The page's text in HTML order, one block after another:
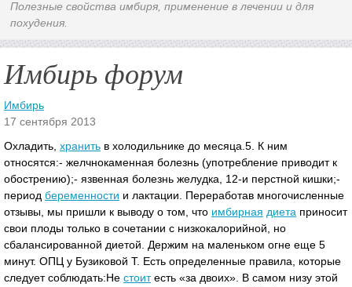
Полезные свойства имбиря, применение в лечении и для
похудения.
Имбирь форум
Имбирь
17 сентября 2013
Охладить, хранить в холодильнике до месяца.5. К ним
относятся:- желчнокаменная болезнь (употребление приводит к
обострению);- язвенная болезнь желудка, 12-и перстной кишки;-
период беременности и лактации. Переработав многочисленные
отзывы, мы пришли к выводу о том, что имбирная диета приносит
свои плоды только в сочетании с низкокалорийной, но
сбалансированной диетой.
Держим на маленьком огне еще 5
минут. ОПЦ у Бузиковой Т. Есть определенные правила, которые
следует соблюдать:Не стоитесть «за двоих». В самом низу этой